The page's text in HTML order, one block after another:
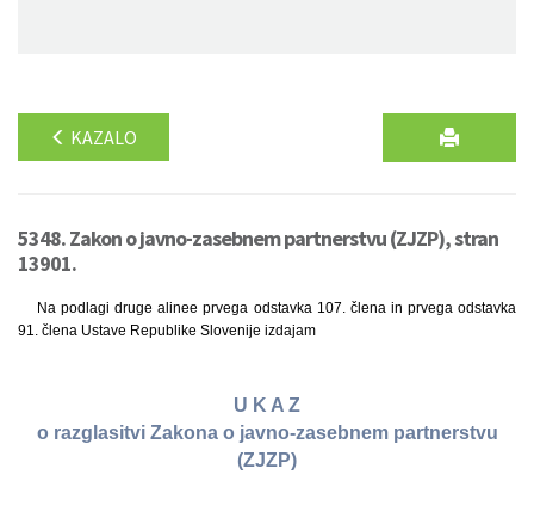
KAZALO
5348. Zakon o javno-zasebnem partnerstvu (ZJZP), stran
13901.
Na podlagi druge alinee prvega odstavka 107. člena in prvega odstavka
91. člena Ustave Republike Slovenije izdajam
U K A Z
o razglasitvi Zakona o javno-zasebnem partnerstvu
(ZJZP)